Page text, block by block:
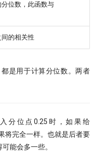
位数，此函数与
的相关性
是用于计算分位数。两者
分位点0.25时，如果给
将完全一样。也就是后者要
能会多一些。